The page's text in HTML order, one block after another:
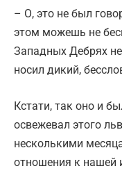
– О, это не был
этом можешь не
Западных Дебрях
носил дикий,
Кстати, так оно и
освежевал этого
несколькими
отношения к нашей